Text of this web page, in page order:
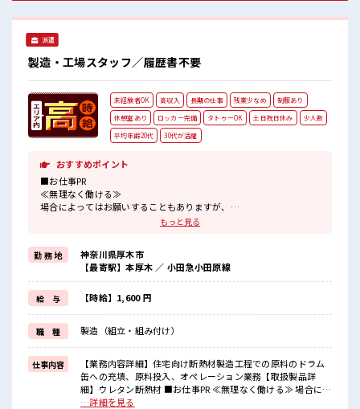
派遣
製造・工場スタッフ／履歴書不要
未経験者OK 高収入 長期の仕事 残業少なめ
制服あり
休憩室あり
ロッカー完備 タトゥーOK 土日祝日休み
少人数
平均年齢20代
30代が活躍
おすすめポイント
■お仕事PR
≪無理なく働ける≫
場合によってはお願いすることもありますが、
週末は家族や友人と一緒にプライベート満喫！
制服があると毎日の服選びに悩まずOK♪
≪初めての仕事だけど自分にもできそう≫
新しいことにチャレンジするのは不安だけど、
しっかり働く環境が整っています！
イチからスキルUP・ステップUP目指していきましょう！
≪自分に合った期間で働ける≫
福利厚生が整った派遣のお仕事です！
■職場の雰囲気
少人数の職場だから一緒に働く仲間との距離もグッと近い！
20代活躍中のフレッシュな職場です☆
休憩室でホッと一息リフレッシュ！
もっと見る
勤 務 地
神奈川県厚木市
【最寄駅】本厚木 ／ 小田急小田原線
給 与 【時給】1,600 円
職 種 製造（組立・組み付け）
仕事内容
【業務内容詳細】住宅向け断熱材製造工程での原料のドラム
缶への充填、原料投入、オペレーション業務【取扱製品詳
細】ウレタン断熱材 ■お仕事PR ≪無理なく働ける≫ 場合によ
ってはお願いすることもありますが、 残業はほとんどナシ！
…詳細を見る